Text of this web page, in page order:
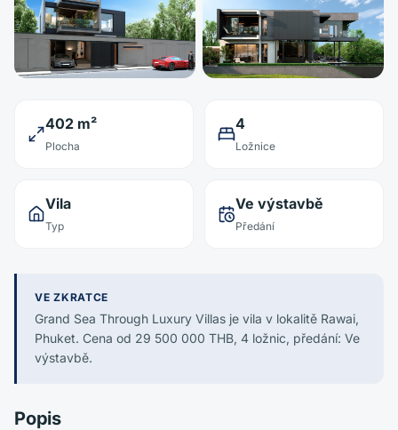
402 m²
Plocha
4
Ložnice
Vila
Typ
Ve výstavbě
Předání
VE ZKRATCE
Grand Sea Through Luxury Villas je vila v lokalitě Rawai,
Phuket. Cena od 29 500 000 THB, 4 ložnic, předání: Ve
výstavbě.
Popis